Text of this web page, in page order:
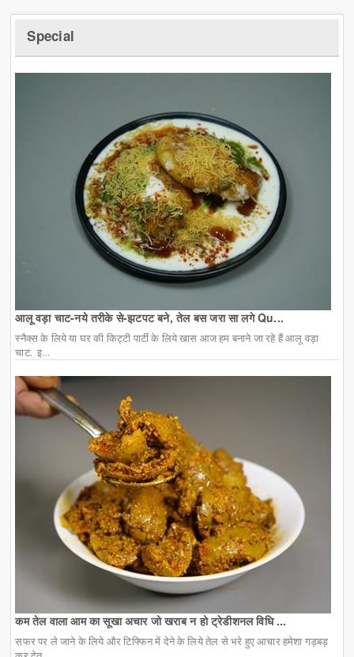
Special
आलू वड़ा चाट-नये तरीके से-झटपट बने, तेल बस जरा सा लगे Qu...
स्नैक्स के लिये या घर की किट्टी पार्टी के लिये खास आज हम बनाने जा रहे हैं आलू वड़ा
चाट. इ...
कम तेल वाला आम का सूखा अचार जो खराब न हो ट्रेडीशनल विधि ...
सफर पर ले जाने के लिये और टिफ्फिन में देने के लिये तेल से भरे हुए आचार हमेशा गड़बड़